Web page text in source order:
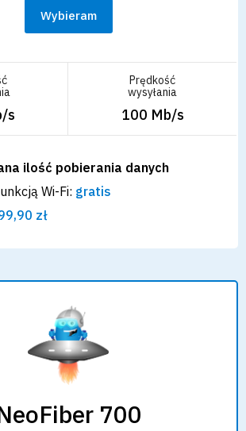
Wybieram
s
Prędkość
wysyłania
100 Mb/s
ilość pobierania danych
Wi-Fi: gratis
zł
700